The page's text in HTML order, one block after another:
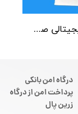
(GT-7750 SONY) ضبط کننده دیجیتالی صدا سونی - 16 گیگابایت - سنسور هوشمند صدا
درگاه امن بانکی
پرداخت امن از درگاه
زرین پال